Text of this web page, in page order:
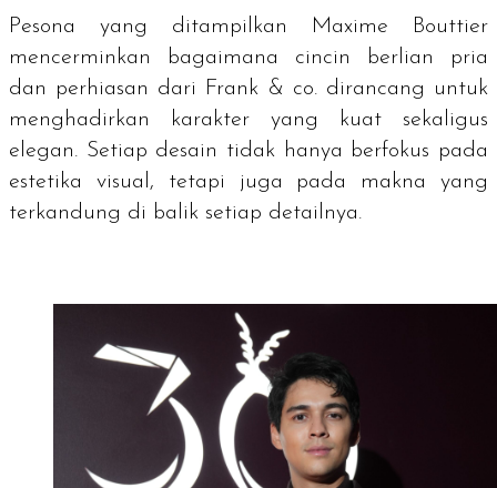
Pesona yang ditampilkan Maxime Bouttier
mencerminkan bagaimana cincin berlian pria
dan perhiasan dari Frank & co. dirancang untuk
menghadirkan karakter yang kuat sekaligus
elegan. Setiap desain tidak hanya berfokus pada
estetika visual, tetapi juga pada makna yang
terkandung di balik setiap detailnya.